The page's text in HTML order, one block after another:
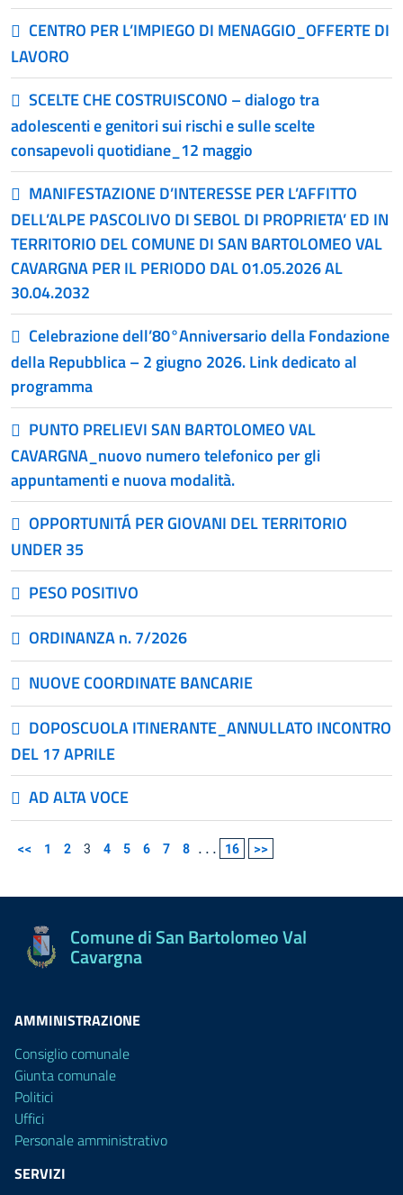
CENTRO PER L’IMPIEGO DI MENAGGIO_OFFERTE DI
LAVORO
SCELTE CHE COSTRUISCONO – dialogo tra
adolescenti e genitori sui rischi e sulle scelte
consapevoli quotidiane_12 maggio
MANIFESTAZIONE D’INTERESSE PER L’AFFITTO
DELL’ALPE PASCOLIVO DI SEBOL DI PROPRIETA’ ED IN
TERRITORIO DEL COMUNE DI SAN BARTOLOMEO VAL
CAVARGNA PER IL PERIODO DAL 01.05.2026 AL
30.04.2032
Celebrazione dell’80°Anniversario della Fondazione
della Repubblica – 2 giugno 2026. Link dedicato al
programma
PUNTO PRELIEVI SAN BARTOLOMEO VAL
CAVARGNA_nuovo numero telefonico per gli
appuntamenti e nuova modalità.
OPPORTUNITÁ PER GIOVANI DEL TERRITORIO
UNDER 35
PESO POSITIVO
ORDINANZA n. 7/2026
NUOVE COORDINATE BANCARIE
DOPOSCUOLA ITINERANTE_ANNULLATO INCONTRO
DEL 17 APRILE
AD ALTA VOCE
<< 1 2 3 4 5 6 7 8 ... 16 >>
Comune di San Bartolomeo Val
Cavargna
AMMINISTRAZIONE
Consiglio comunale
Giunta comunale
Politici
Uffici
Personale amministrativo
SERVIZI